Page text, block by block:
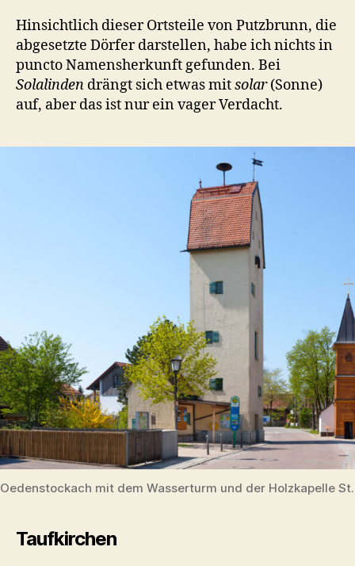
Hinsichtlich dieser Ortsteile von Putzbrunn, die
abgesetzte Dörfer darstellen, habe ich nichts in
puncto Namensherkunft gefunden. Bei
Solalinden drängt sich etwas mitsolar(Sonne)
auf, aber das ist nur ein vager Verdacht.
Oedenstockach mit dem Wasserturm und der Holzkapelle
Taufkirchen